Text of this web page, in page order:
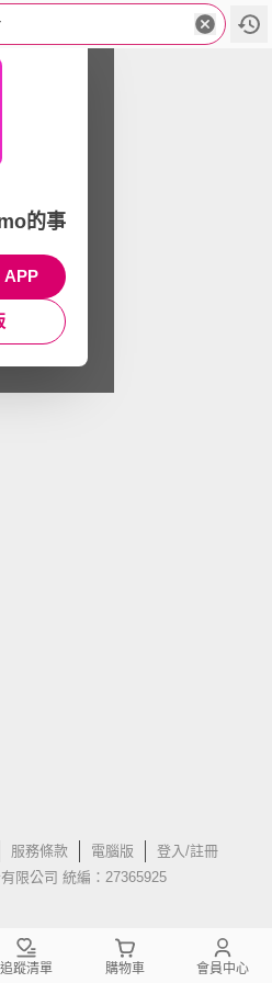
服務條款 電腦版
登入/註冊
限公司 統編：27365925
的事
APP
追蹤清單 購物車 會員中心